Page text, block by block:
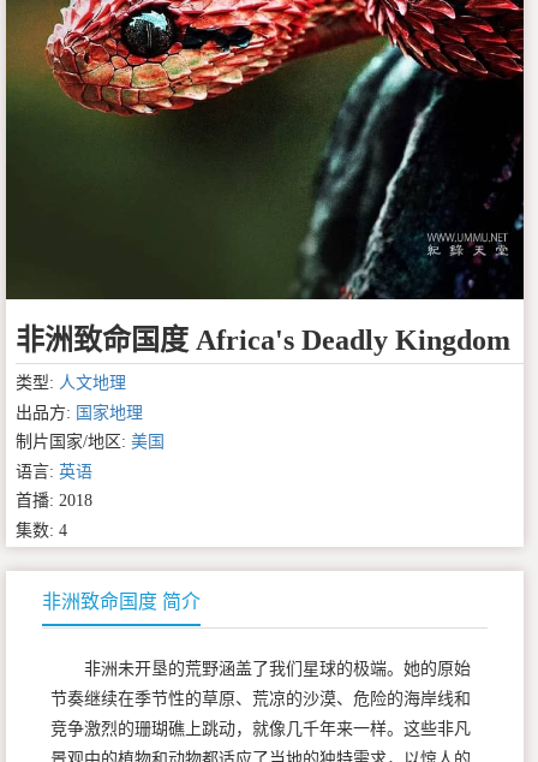
非洲致命国度 Africa's Deadly Kingdom
类型: 人文地理
出品方: 国家地理
制片国家/地区: 美国
语言: 英语
首播: 2018
集数: 4
非洲致命国度 简介
非洲未开垦的荒野涵盖了我们星球的极端。她的原始
节奏继续在季节性的草原、荒凉的沙漠、危险的海岸线和
竞争激烈的珊瑚礁上跳动，就像几千年来一样。这些非凡